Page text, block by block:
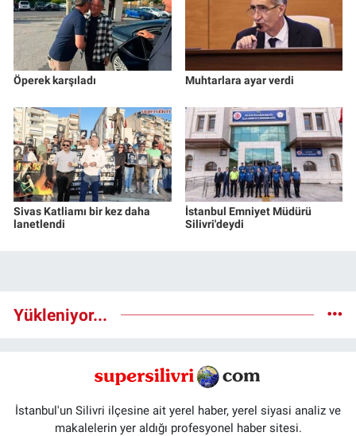
Öperek karşıladı Muhtarlara ayar verdi
Sivas Katliamı bir kez daha
lanetlendi
İstanbul Emniyet Müdürü
Silivri'deydi
Yükleniyor...
İstanbul'un Silivri ilçesine ait yerel haber, yerel siyasi analiz ve
makalelerin yer aldığı profesyonel haber sitesi.